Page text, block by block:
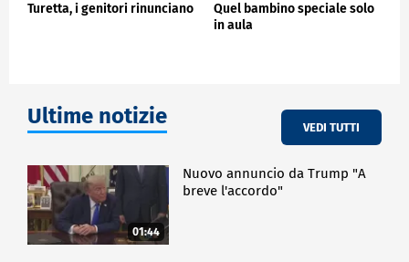
Turetta, i genitori rinunciano
Quel bambino speciale solo
in aula
Ultime notizie VEDI TUTTI
01:44
Nuovo annuncio da Trump "A
breve l'accordo"